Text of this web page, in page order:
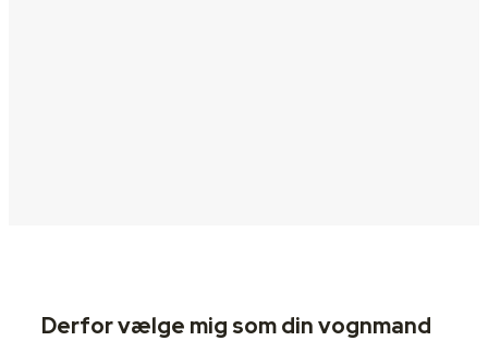
Derfor vælge mig som din vognmand